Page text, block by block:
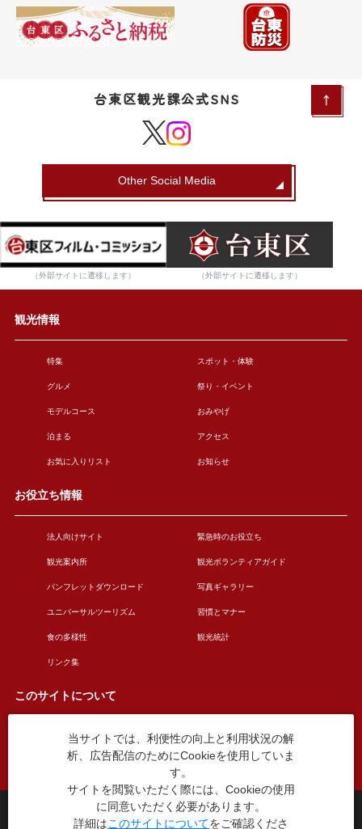
台東区観光課公式SNS
Other Social Media
（外部サイトに遷移します） （外部サイトに遷移します）
観光情報
特集 スポット・体験
グルメ 祭り・イベント
モデルコース おみやげ
泊まる アクセス
お気に入りリスト お知らせ
お役立ち情報
法人向けサイト 緊急時のお役立ち
観光案内所 観光ボランティアガイド
パンフレットダウンロード 写真ギャラリー
ユニバーサルツーリズム 習慣とマナー
食の多様性 観光統計
リンク集
このサイトについて
このサイトについて 広告掲載について
お問い合わせ
台東区役所観光課
〒110-8615 東京都台東区東上野4丁目5番6号
当サイトでは、利便性の向上と利用状況の解
析、広告配信のためにCookieを使用していま
す。
サイトを閲覧いただく際には、Cookieの使用
に同意いただく必要があります。
詳細はこのサイトについてをご確認くださ